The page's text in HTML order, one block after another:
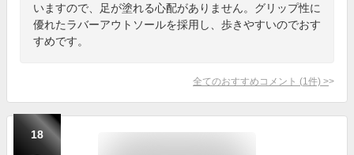
いますので、足が塗れる心配がありません。グリップ性に
優れたラバーアウトソールを採用し、歩きやすいのでおす
すめです。
全てのおすすめコメント (1 件) >
18